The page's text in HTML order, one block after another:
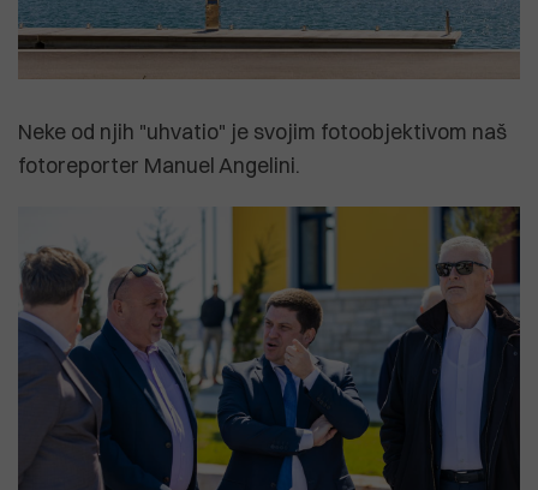
Neke od njih "uhvatio" je svojim fotoobjektivom naš
fotoreporter Manuel Angelini.